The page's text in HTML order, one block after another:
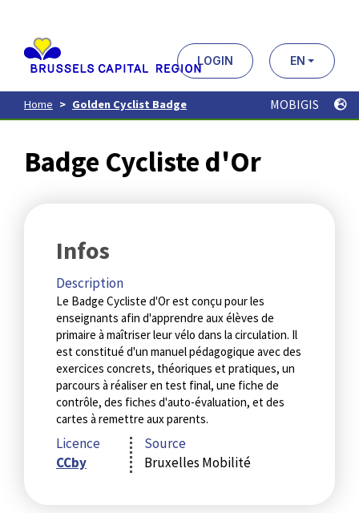
contenu
principal
LOGIN EN
Home Golden Cyclist Badge MOBIGIS
Badge Cycliste d'Or
Infos
Description
Le Badge Cycliste d'Or est conçu pour les
enseignants afin d'apprendre aux élèves de
primaire à maîtriser leur vélo dans la circulation. Il
est constitué d'un manuel pédagogique avec des
exercices concrets, théoriques et pratiques, un
parcours à réaliser en test final, une fiche de
contrôle, des fiches d'auto-évaluation, et des
cartes à remettre aux parents.
Licence
CCby
Source
Bruxelles Mobilité